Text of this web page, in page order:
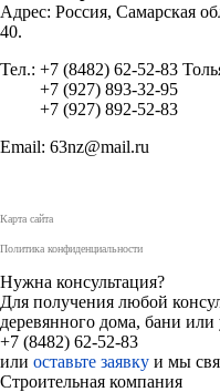
Адрес: Россия, Самарская
40.
Тел.: +7 (8482) 62-52-83
+7 (927) 893-32-95
+7 (927) 892-52-83
Email: 63nz@mail.ru
Карта сайта
Политика конфиденциальности
Нужна консультация?
Для получения любой
деревянного дома, бани
+7 (8482) 62-52-83
или оставьте заявку и мы
Строительная компания